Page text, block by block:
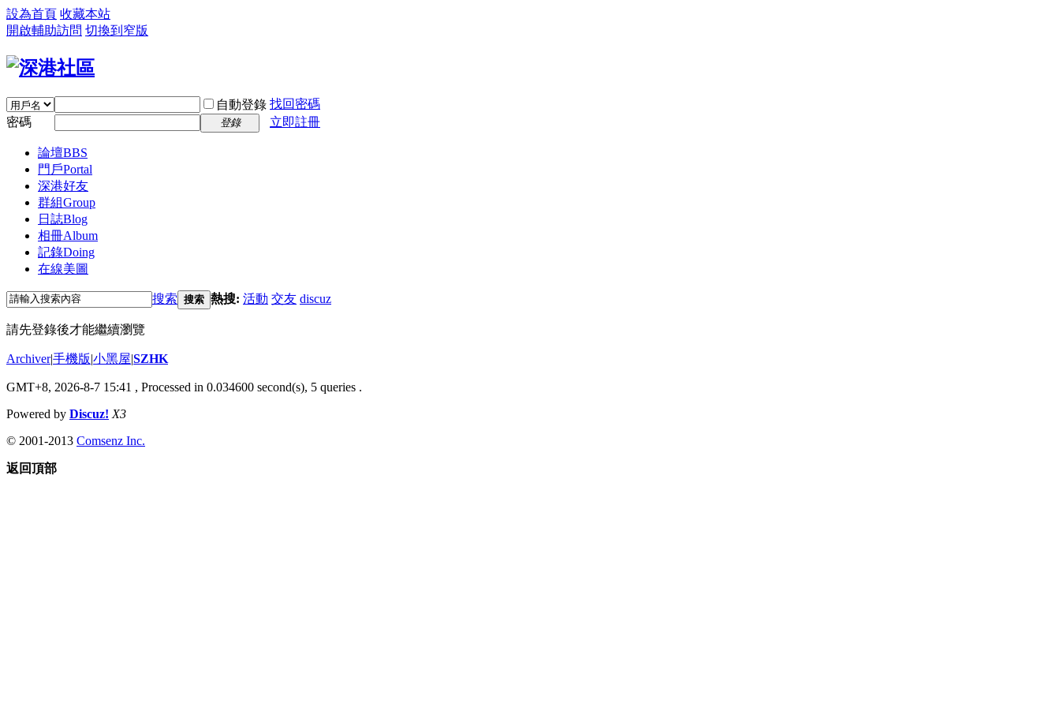
設為首頁 收藏本站
開啟輔助訪問 切換到窄版
自動登錄 找回密碼
密碼
登錄 立即註冊
論壇BBS
門戶Portal
深港好友
群組Group
日誌Blog
相冊Album
記錄Doing
在線美圖
搜索 搜索 熱搜: 活動 交友 discuz
請先登錄後才能繼續瀏覽
Archiver|手機版|小黑屋|SZHK
GMT+8, 2026-8-7 15:41 , Processed in 0.034600 second(s), 5 queries .
Powered by Discuz! X3
© 2001-2013 Comsenz Inc.
返回頂部